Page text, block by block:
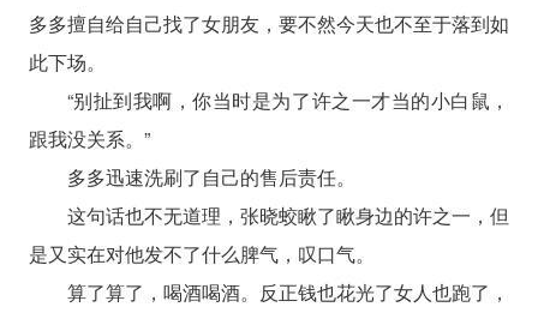
多多擅自给自己找了女朋友，要不然今天也不至于落到如
此下场。
“别扯到我啊，你当时是为了许之一才当的小白鼠，
跟我没关系。”
多多迅速洗刷了自己的售后责任。
这句话也不无道理，张晓蛟瞅了瞅身边的许之一，但
是又实在对他发不了什么脾气，叹口气。
算了算了，喝酒喝酒。反正钱也花光了女人也跑了，